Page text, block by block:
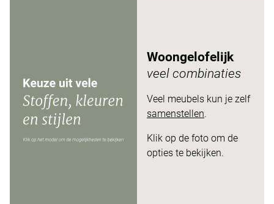
Woongelofelijk
veel combinaties
Veel meubels kun je zelf
samenstellen.
Klik op de foto om de
opties te bekijken.